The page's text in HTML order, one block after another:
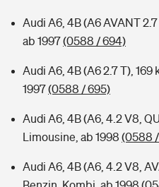
Audi A6, 4B (A6 AVANT
ab 1997(0588 / 694)
Audi A6, 4B (A6 2.7 T),
1997(0588 / 695)
Audi A6, 4B (A6, 4.2 V8,
Limousine, ab 1998 (0588
Audi A6, 4B (A6, 4.2 V8,